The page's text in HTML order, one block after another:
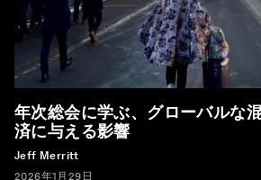
年次総会に学ぶ、グローバルな
済に与える影響
Jeff Merritt
2026年1月29日